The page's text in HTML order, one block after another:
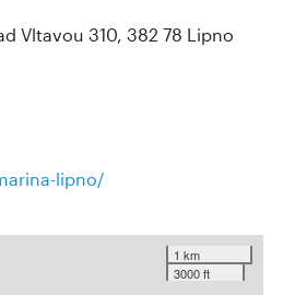
Vltavou 310, 382 78 Lipno
lipno/
1 km
3000 ft